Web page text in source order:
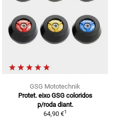
GSG Mototechnik
Protet. eixo GSG coloridos
p/roda diant.
64,90 €1